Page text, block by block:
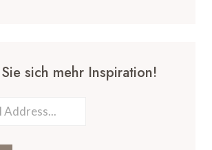
sich mehr Inspiration!